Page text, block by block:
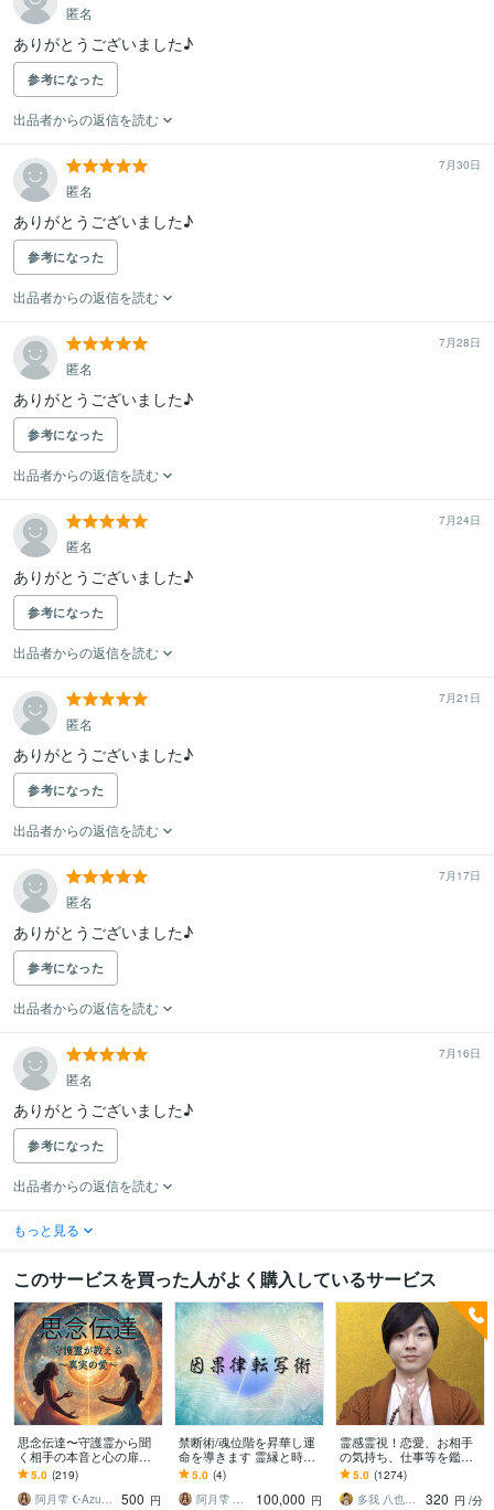
匿名
ありがとうございました♪
参考になった
出品者からの返信を読む
7月30日
匿名
ありがとうございました♪
参考になった
出品者からの返信を読む
7月28日
匿名
ありがとうございました♪
参考になった
出品者からの返信を読む
7月24日
匿名
ありがとうございました♪
参考になった
出品者からの返信を読む
7月21日
匿名
ありがとうございました♪
参考になった
出品者からの返信を読む
7月17日
匿名
ありがとうございました♪
参考になった
出品者からの返信を読む
7月16日
匿名
ありがとうございました♪
参考になった
出品者からの返信を読む
もっと見る
このサービスを買った人がよく購入しているサービス
思念伝達〜守護霊から聞
く相手の本音と心の扉開
きます 【人気サービス】
お相手様の守護霊と対話
しあなたを導きます
5.0 (219)
阿月雫 ☪︎Azuki☪︎
500 円
禁断術/魂位階を昇華し運
命を導きます 霊縁と時空
を操る究極の統合術購入
には、事前メッセージを
5.0 (4)
阿月雫 ☪︎Azuki☪︎
100,000 円
霊感霊視！恋愛、お相手
の気持ち、仕事等を鑑定
します あなたに寄り添い
ご相談に乗ります。何で
もご相談ください。
5.0 (1274)
多我 八也人（たが はやと）
320 円 /分